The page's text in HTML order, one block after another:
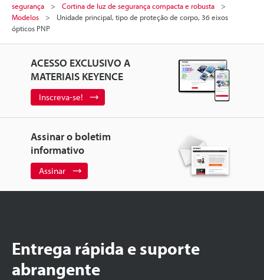
segurança
Cortina de luz de segurança compacta e robusta
Modelos
Unidade principal, tipo de proteção de corpo, 36 eixos
ópticos PNP
ACESSO EXCLUSIVO A
MATERIAIS KEYENCE
Inscreva-se!
Assinar o boletim
informativo
Assinar
Entrega rápida e suporte
abrangente